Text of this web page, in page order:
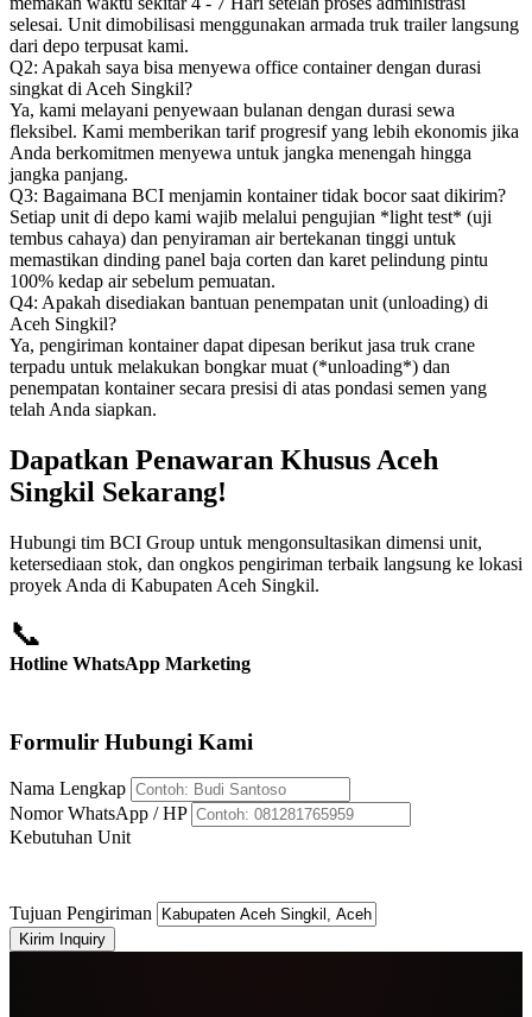
selesai. Unit dimobilisasi menggunakan armada truk trailer langsung
dari depo terpusat kami.
Q2: Apakah saya bisa menyewa office container dengan durasi
singkat di Aceh Singkil?
Ya, kami melayani penyewaan bulanan dengan durasi sewa
fleksibel. Kami memberikan tarif progresif yang lebih ekonomis jika
Anda berkomitmen menyewa untuk jangka menengah hingga
jangka panjang.
Q3: Bagaimana BCI menjamin kontainer tidak bocor saat dikirim?
Setiap unit di depo kami wajib melalui pengujian *light test* (uji
tembus cahaya) dan penyiraman air bertekanan tinggi untuk
memastikan dinding panel baja corten dan karet pelindung pintu
100% kedap air sebelum pemuatan.
Q4: Apakah disediakan bantuan penempatan unit (unloading) di
Aceh Singkil?
Ya, pengiriman kontainer dapat dipesan berikut jasa truk crane
terpadu untuk melakukan bongkar muat (*unloading*) dan
penempatan kontainer secara presisi di atas pondasi semen yang
telah Anda siapkan.
Dapatkan Penawaran Khusus Aceh
Singkil Sekarang!
Hubungi tim BCI Group untuk mengonsultasikan dimensi unit,
ketersediaan stok, dan ongkos pengiriman terbaik langsung ke lokasi
proyek Anda di Kabupaten Aceh Singkil.
📞
Hotline WhatsApp Marketing
Formulir Hubungi Kami
Nama Lengkap
Nomor WhatsApp / HP
Kebutuhan Unit
Tujuan Pengiriman
Kirim Inquiry